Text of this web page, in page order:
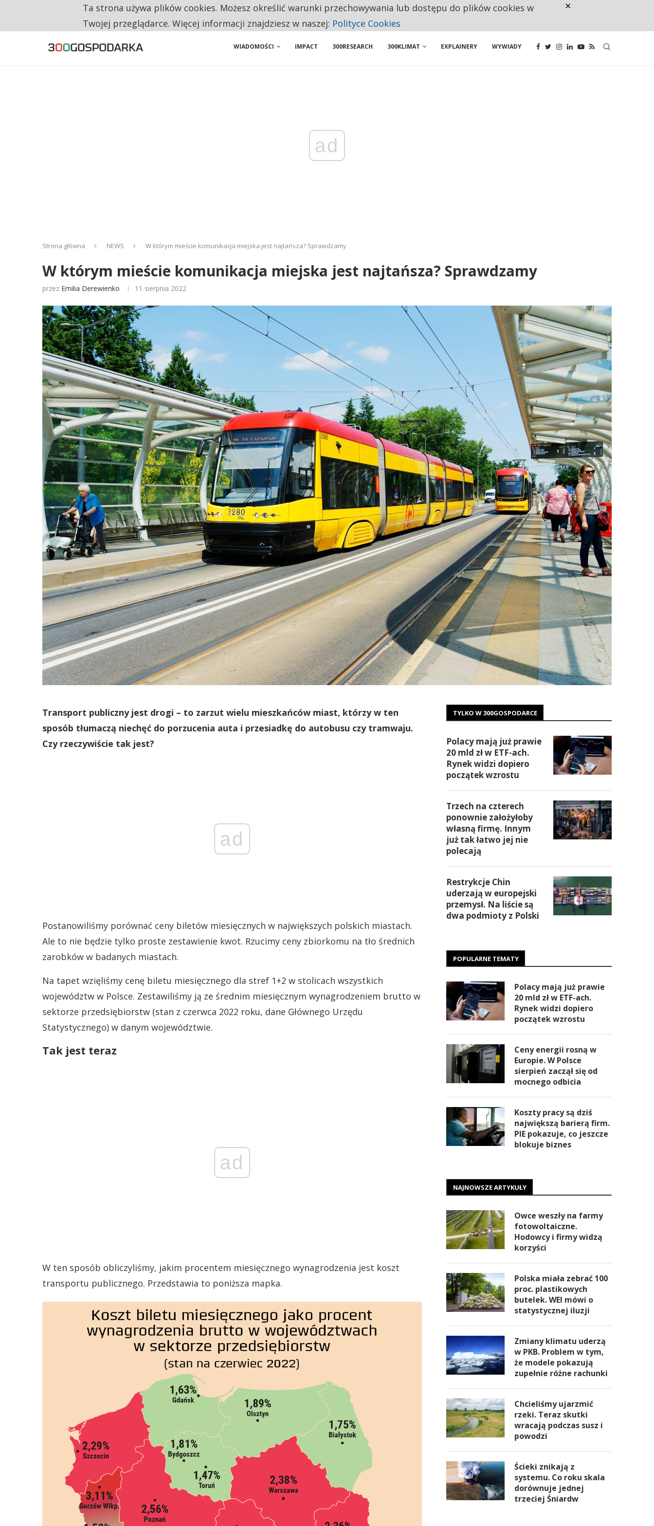
RESTRYKCJE CHIN UDERZAJĄ W EUROPEJSKI PRZEMYSŁ. NA LIŚCIE SĄ DWA PODMIOTY Z POLSKI
WIADOMOŚCI IMPACT 300RESEARCH 300KLIMAT EXPLAINERY WYWIADY
ad
Strona główna NEWS W którym mieście komunikacja miejska jest najtańsza? Sprawdzamy
W którym mieście komunikacja miejska jest najtańsza? Sprawdzamy
przez Emilia Derewienko 11 sierpnia 2022
Transport publiczny jest drogi – to zarzut wielu mieszkańców miast, którzy w ten
sposób tłumaczą niechęć do porzucenia auta i przesiadkę do autobusu czy tramwaju.
Czy rzeczywiście tak jest?
ad
Postanowiliśmy porównać ceny biletów miesięcznych w największych polskich miastach.
Ale to nie będzie tylko proste zestawienie kwot. Rzucimy ceny zbiorkomu na tło średnich
zarobków w badanych miastach.
Na tapet wzięliśmy cenę biletu miesięcznego dla stref 1+2 w stolicach wszystkich
województw w Polsce. Zestawiliśmy ją ze średnim miesięcznym wynagrodzeniem brutto w
sektorze przedsiębiorstw (stan z czerwca 2022 roku, dane Głównego Urzędu
Statystycznego) w danym województwie.
Tak jest teraz
ad
W ten sposób obliczyliśmy, jakim procentem miesięcznego wynagrodzenia jest koszt
transportu publicznego. Przedstawia to poniższa mapka.
TYLKO W 300GOSPODARCE
Polacy mają już prawie
20 mld zł w ETF-ach.
Rynek widzi dopiero
początek wzrostu
Trzech na czterech
ponownie założyłoby
własną firmę. Innym
już tak łatwo jej nie
polecają
Restrykcje Chin
uderzają w europejski
przemysł. Na liście są
dwa podmioty z Polski
POPULARNE TEMATY
Polacy mają już prawie
20 mld zł w ETF-ach.
Rynek widzi dopiero
początek wzrostu
Ceny energii rosną w
Europie. W Polsce
sierpień zaczął się od
mocnego odbicia
Koszty pracy są dziś
największą barierą firm.
PIE pokazuje, co jeszcze
blokuje biznes
NAJNOWSZE ARTYKUŁY
Owce weszły na farmy
fotowoltaiczne.
Hodowcy i firmy widzą
korzyści
Polska miała zebrać 100
proc. plastikowych
butelek. WEI mówi o
statystycznej iluzji
Zmiany klimatu uderzą
w PKB. Problem w tym,
że modele pokazują
zupełnie różne rachunki
Chcieliśmy ujarzmić
rzeki. Teraz skutki
wracają podczas susz i
powodzi
Ścieki znikają z
systemu. Co roku skala
dorównuje jednej
trzeciej Śniardw
Ta strona używa plików cookies. Możesz określić warunki przechowywania lub dostępu do plików cookies w
Twojej przeglądarce. Więcej informacji znajdziesz w naszej: Polityce Cookies
×